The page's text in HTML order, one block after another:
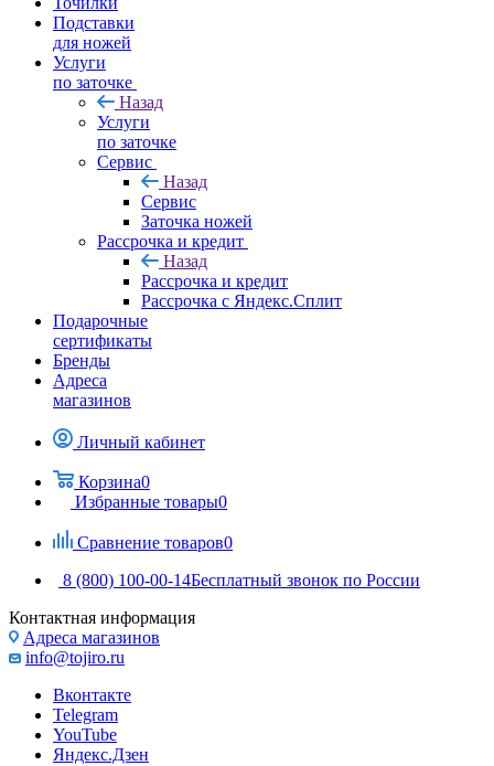
Подставки
для ножей
Услуги
по заточке
Назад
Услуги
по заточке
Сервис
Назад
Сервис
Заточка ножей
Рассрочка и кредит
Назад
Рассрочка и кредит
Рассрочка с Яндекс.Сплит
Подарочные
сертификаты
Бренды
Адреса
магазинов
Личный кабинет
Корзина0
Избранные товары0
Сравнение товаров0
8 (800) 100-00-14Бесплатный звонок по России
Контактная информация
Адреса магазинов
info@tojiro.ru
Вконтакте
Telegram
YouTube
Яндекс.Дзен